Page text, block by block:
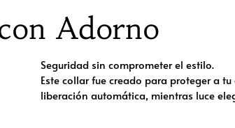
Adorno
Seguridad sin comprometer el estilo.
Este collar fue creado para proteger a
liberación automática, mientras luce